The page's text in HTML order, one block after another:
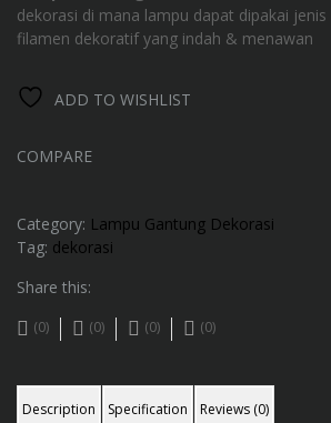
dekorasi di mana lampu dapat dipakai jenis
filamen dekoratif yang indah & menawan
ADD TO WISHLIST
COMPARE
Category: Lampu Gantung Dekorasi
Tag: dekorasi
Share this:
(0) (0) (0) (0)
Description Specification Reviews (0)